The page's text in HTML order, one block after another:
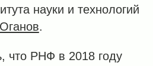
науки и технологий
.
что РНФ в 2018 году